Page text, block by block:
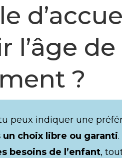
l’âge de
?
peux indiquer une
un choix libre ou garanti
besoins de l’enfant,